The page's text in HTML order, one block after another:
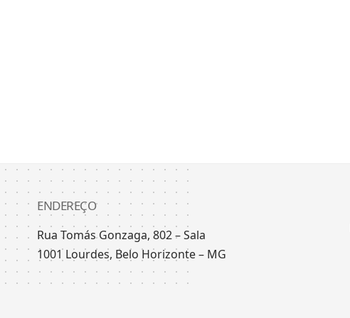
ENDEREÇO
Rua Tomás Gonzaga, 802 – Sala
1001 Lourdes, Belo Horizonte – MG